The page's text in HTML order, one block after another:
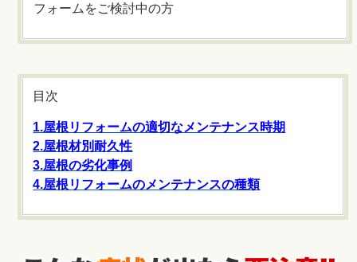
フォームをご検討中の方
目次
1.屋根リフォームの適切なメンテナンス時期
2.屋根材別耐久性
3.屋根の劣化事例
4.屋根リフォームのメンテナンスの種類